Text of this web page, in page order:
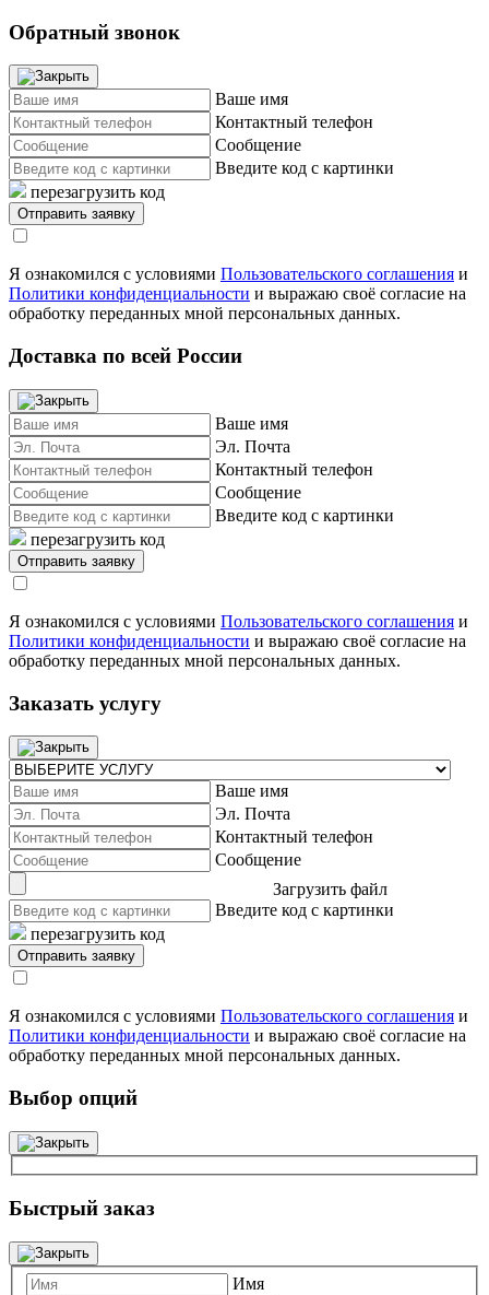
Обратный звонок
Ваше имя
Контактный телефон
Сообщение
Введите код с картинки
перезагрузить код
Я ознакомился с условиями Пользовательского соглашения и
Политики конфиденциальности и выражаю своё согласие на
обработку переданных мной персональных данных.
Доставка по всей России
Ваше имя
Эл. Почта
Контактный телефон
Сообщение
Введите код с картинки
перезагрузить код
Я ознакомился с условиями Пользовательского соглашения и
Политики конфиденциальности и выражаю своё согласие на
обработку переданных мной персональных данных.
Заказать услугу
Ваше имя
Эл. Почта
Контактный телефон
Сообщение
Загрузить файл
Введите код с картинки
перезагрузить код
Я ознакомился с условиями Пользовательского соглашения и
Политики конфиденциальности и выражаю своё согласие на
обработку переданных мной персональных данных.
Выбор опций
Быстрый заказ
Имя